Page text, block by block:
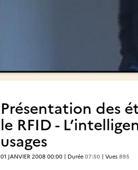
Présentation des
le RFID -
usages
01 JANVIER 2008 00:00 | Durée 07:50 | Vues 895